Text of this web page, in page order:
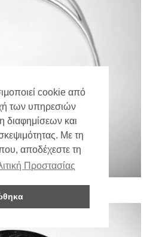
cookie από
των υπηρεσιών
διαφημίσεων και
Με τη
αποδέχεστε τη
Προστασίας